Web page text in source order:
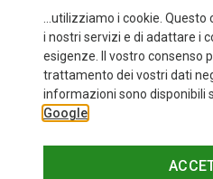
+11 Taglie
ONE SIZE
...utilizziamo i cookie.
i nostri servizi e di adattare i
esigenze. Il vostro consenso
trattamento dei vostri dati
informazioni sono disponibili
Google